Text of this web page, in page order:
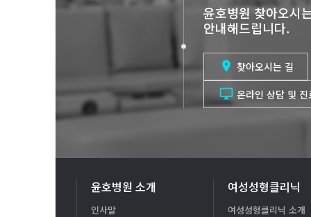
윤호병원 찾아오시
안내해드립니다.
 찾아오시는 길
 온라인 상담 및 진
윤호병원 소개
인사말
여성성형클리닉
여성성형클리닉 소개